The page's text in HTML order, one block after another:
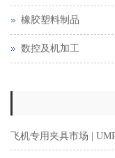
橡胶塑料制品
数控及机加工
飞机专用夹具市场 |